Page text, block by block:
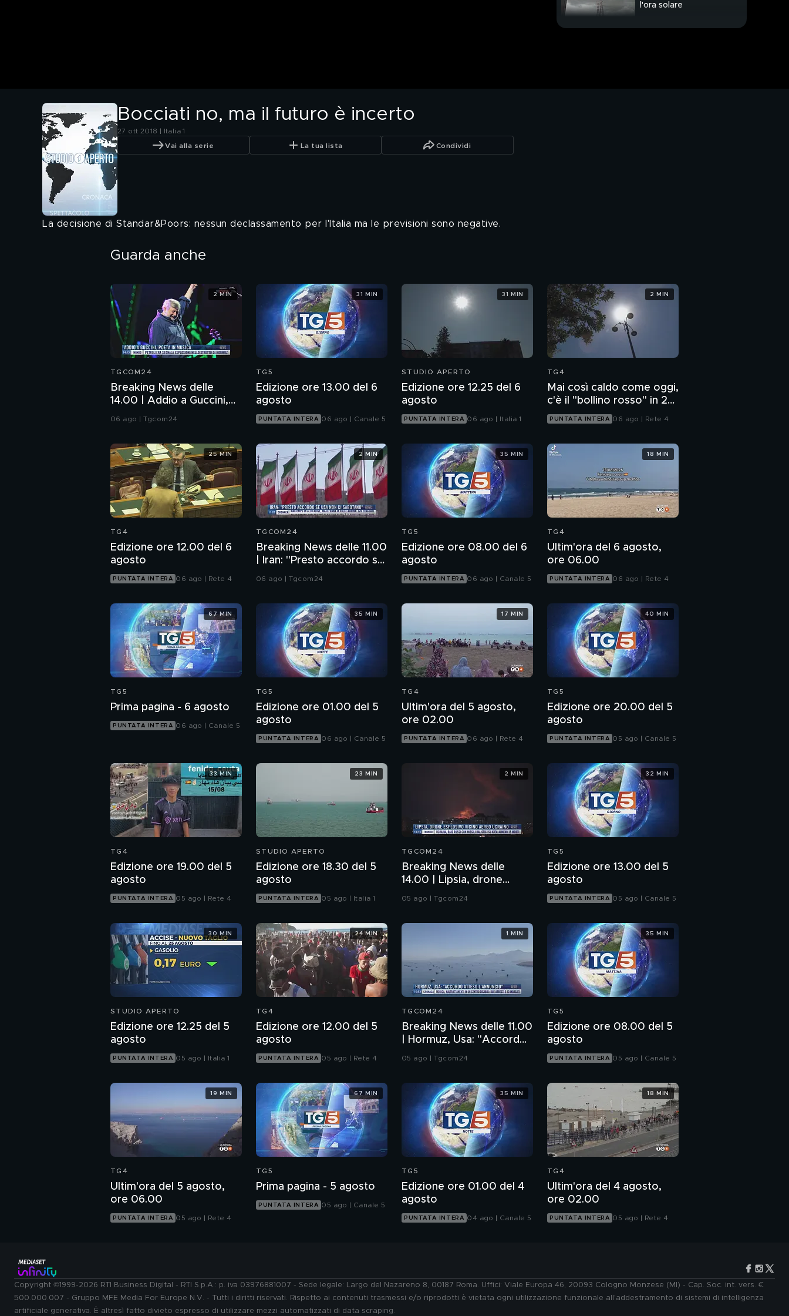
l'ora solare
Bocciati no, ma il futuro è incerto
27 ott 2018 | Italia 1
Vai alla serie La tua lista Condividi
La decisione di Standar&Poors: nessun declassamento per l'Italia ma le previsioni sono negative.
Guarda anche
TGCOM24
Breaking News delle
14.00 | Addio a Guccini,
poeta in musica
06 ago | Tgcom24
2 MIN
TG5
Edizione ore 13.00 del 6
agosto
PUNTATA INTERA 06 ago | Canale 5
31 MIN
STUDIO APERTO
Edizione ore 12.25 del 6
agosto
PUNTATA INTERA 06 ago | Italia 1
31 MIN
TG4
Mai così caldo come oggi,
c'è il "bollino rosso" in 27
città
PUNTATA INTERA 06 ago | Rete 4
2 MIN
TG4
Edizione ore 12.00 del 6
agosto
PUNTATA INTERA 06 ago | Rete 4
25 MIN
TGCOM24
Breaking News delle 11.00
| Iran: "Presto accordo se
Usa non ci sabotano"
06 ago | Tgcom24
2 MIN
TG5
Edizione ore 08.00 del 6
agosto
PUNTATA INTERA 06 ago | Canale 5
35 MIN
TG4
Ultim'ora del 6 agosto,
ore 06.00
PUNTATA INTERA 06 ago | Rete 4
18 MIN
TG5
Prima pagina - 6 agosto
PUNTATA INTERA 06 ago | Canale 5
67 MIN
TG5
Edizione ore 01.00 del 5
agosto
PUNTATA INTERA 06 ago | Canale 5
35 MIN
TG4
Ultim'ora del 5 agosto,
ore 02.00
PUNTATA INTERA 06 ago | Rete 4
17 MIN
TG5
Edizione ore 20.00 del 5
agosto
PUNTATA INTERA 05 ago | Canale 5
40 MIN
TG4
Edizione ore 19.00 del 5
agosto
PUNTATA INTERA 05 ago | Rete 4
33 MIN
STUDIO APERTO
Edizione ore 18.30 del 5
agosto
PUNTATA INTERA 05 ago | Italia 1
23 MIN
TGCOM24
Breaking News delle
14.00 | Lipsia, drone
esplosivo vicino aereo
05 ago | Tgcom24
2 MIN
TG5
Edizione ore 13.00 del 5
agosto
PUNTATA INTERA 05 ago | Canale 5
32 MIN
STUDIO APERTO
Edizione ore 12.25 del 5
agosto
PUNTATA INTERA 05 ago | Italia 1
30 MIN
TG4
Edizione ore 12.00 del 5
agosto
PUNTATA INTERA 05 ago | Rete 4
24 MIN
TGCOM24
Breaking News delle 11.00
| Hormuz, Usa: "Accordo
atteso l'annuncio"
05 ago | Tgcom24
1 MIN
TG5
Edizione ore 08.00 del 5
agosto
PUNTATA INTERA 05 ago | Canale 5
35 MIN
TG4
Ultim'ora del 5 agosto,
ore 06.00
PUNTATA INTERA 05 ago | Rete 4
19 MIN
TG5
Prima pagina - 5 agosto
PUNTATA INTERA 05 ago | Canale 5
67 MIN
TG5
Edizione ore 01.00 del 4
agosto
PUNTATA INTERA 04 ago | Canale 5
35 MIN
TG4
Ultim'ora del 4 agosto,
ore 02.00
PUNTATA INTERA 05 ago | Rete 4
18 MIN
Copyright ©1999-2026 RTI Business Digital - RTI S.p.A.: p. iva 03976881007 - Sede legale: Largo del Nazareno 8, 00187 Roma. Uffici: Viale Europa 46, 20093 Cologno Monzese (MI) - Cap. Soc. int. vers. €
500.000.007 - Gruppo MFE Media For Europe N.V. - Tutti i diritti riservati. Rispetto ai contenuti trasmessi e/o riprodotti è vietata ogni utilizzazione funzionale all'addestramento di sistemi di intelligenza
artificiale generativa. È altresì fatto divieto espresso di utilizzare mezzi automatizzati di data scraping.